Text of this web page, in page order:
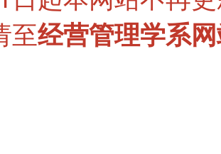
至经营管理学系